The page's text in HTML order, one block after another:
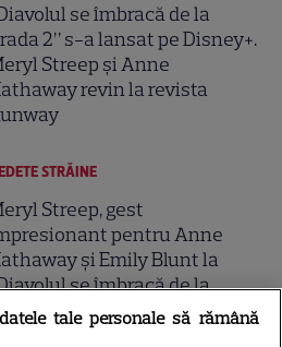
se îmbracă de la
2” s-a lansat pe Disney+.
Streep și Anne
revin la revista
STRĂINE
Streep, gest
pentru Anne
și Emily Blunt la
se îmbracă de la
2”. Ce salarii ar fi primit
tale personale să rămână